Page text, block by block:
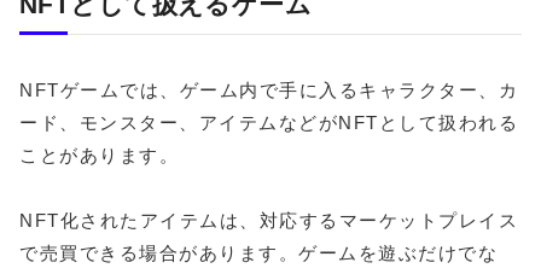
NFTゲームでは、ゲーム内で手に入るキャラクター、カ
ード、モンスター、アイテムなどがNFTとして扱われる
ことがあります。
NFT化されたアイテムは、対応するマーケットプレイス
で売買できる場合があります。ゲームを遊ぶだけでな